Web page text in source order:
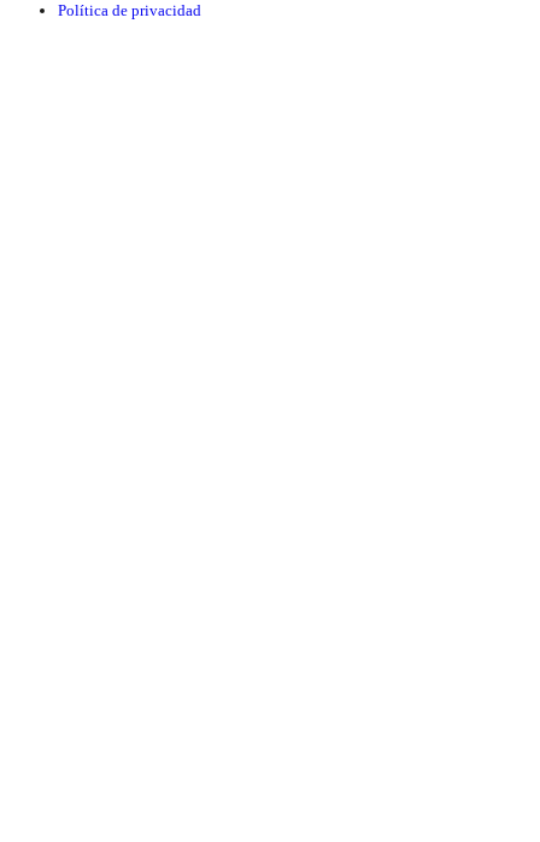
Política de privacidad